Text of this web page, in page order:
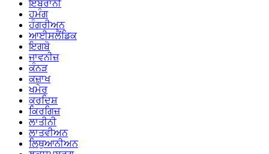
ਇਬਰਾਨੀ
ਹਮੰਗ
ਹੰਗਰੀਅਨ
ਆਈਸਲੈਂਡਿਕ
ਇਗਬੋ
ਜਾਵਨੀਜ਼
ਕੰਨੜ
ਕਜ਼ਾਖ
ਖਮੇਰ
ਕੁਰਦਿਸ਼
ਕਿਰਗਿਜ਼
ਲਾਤੀਨੀ
ਲਾਤਵੀਅਨ
ਲਿਥੁਆਨੀਅਨ